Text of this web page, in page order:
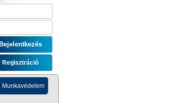
Regisztráció
Munkavédelem